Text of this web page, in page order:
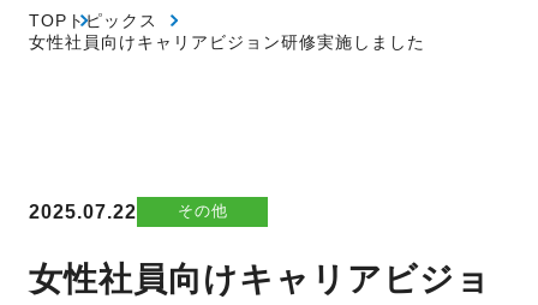
TOP トピックス
女性社員向けキャリアビジョン研修実施しました
2025.07.22 その他
女性社員向けキャリアビジョ